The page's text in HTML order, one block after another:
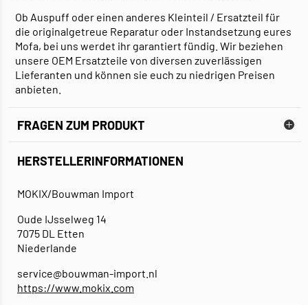
Ob Auspuff oder einen anderes Kleinteil / Ersatzteil für
die originalgetreue Reparatur oder Instandsetzung eures
Mofa, bei uns werdet ihr garantiert fündig. Wir beziehen
unsere OEM Ersatzteile von diversen zuverlässigen
Lieferanten und können sie euch zu niedrigen Preisen
anbieten.
FRAGEN ZUM PRODUKT
HERSTELLERINFORMATIONEN
MOKIX/Bouwman Import
Oude IJsselweg 14
7075 DL Etten
Niederlande
service@bouwman-import.nl
https://www.mokix.com